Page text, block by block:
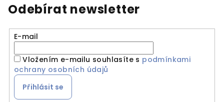
Odebírat newsletter
E-mail
Vložením e-mailu souhlasíte s podmínkami
ochrany osobních údajů
Přihlásit se